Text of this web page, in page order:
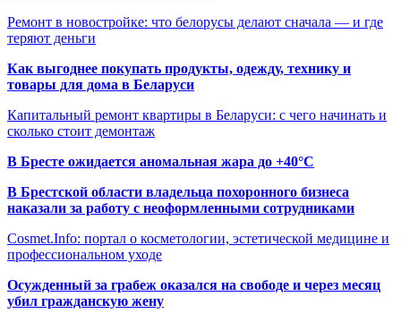
Ремонт в новостройке: что белорусы делают сначала — и где
теряют деньги
Как выгоднее покупать продукты, одежду, технику и
товары для дома в Беларуси
Капитальный ремонт квартиры в Беларуси: с чего начинать и
сколько стоит демонтаж
В Бресте ожидается аномальная жара до +40°C
В Брестской области владельца похоронного бизнеса
наказали за работу с неоформленными сотрудниками
Cosmet.Info: портал о косметологии, эстетической медицине и
профессиональном уходе
Осужденный за грабеж оказался на свободе и через месяц
убил гражданскую жену